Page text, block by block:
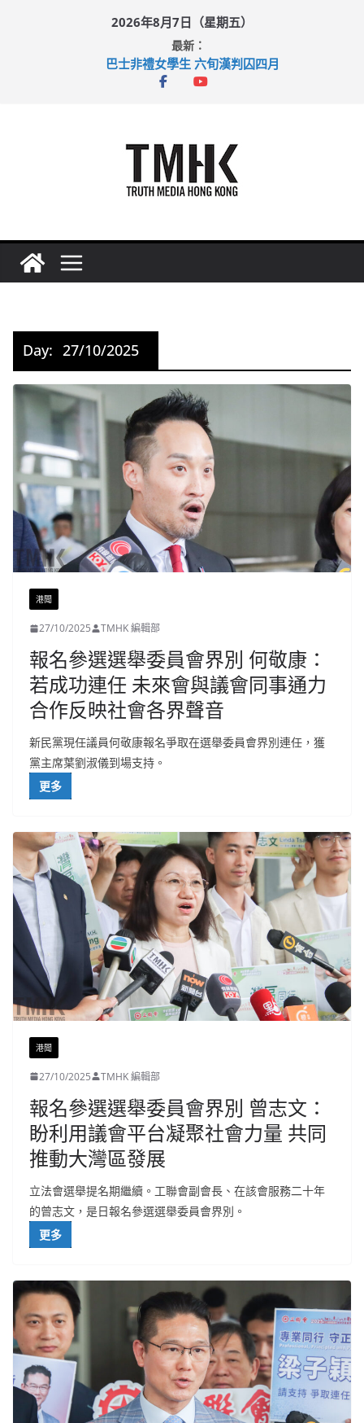
2026年8月7日（星期五）
最新：
巴士非禮女學生 六旬漢判囚四月
涉造假公屋富戶申報表 倉管員准保釋候訊
Day: 27/10/2025
港聞
27/10/2025 TMHK 編輯部
報名參選選舉委員會界別 何敬康：
若成功連任 未來會與議會同事通力
合作反映社會各界聲音
新民黨現任議員何敬康報名爭取在選舉委員會界別連任，獲
黨主席葉劉淑儀到場支持。
更多
港聞
27/10/2025 TMHK 編輯部
報名參選選舉委員會界別 曾志文：
盼利用議會平台凝聚社會力量 共同
推動大灣區發展
立法會選舉提名期繼續。工聯會副會長、在該會服務二十年
的曾志文，是日報名參選選舉委員會界別。
更多